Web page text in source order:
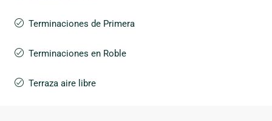
Terminaciones de Primera
Terminaciones en Roble
Terraza aire libre